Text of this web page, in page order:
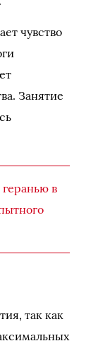
чувство
Занятие
геранью в
так как